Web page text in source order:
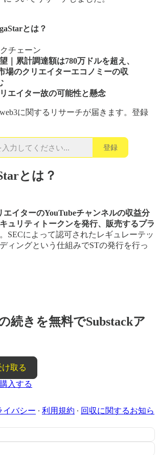
とは？
チェーン
｜累計調達額は780万ドルを超え、
場のクリエイターエコノミーの収
エイター故の可能性と懸念
に関するリサーチが届きます。登録
登録
とは？
エイターのYouTubeチャンネルの収益分
ュリティトークンを発行、販売するプラ
SECによって認可されたレギュレーテッ
ィングという仕組みでSTの発行を行っ
続きを無料でSubstackア
取る
入する
イバシー ∙ 利用規約 ∙ 回収に関するお知ら